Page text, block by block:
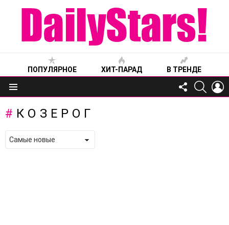
ПОПУЛЯРНОЕ ХИТ-ПАРАД В ТРЕНДЕ
Меню
FOLLOW
US
КОЗЕРОГ